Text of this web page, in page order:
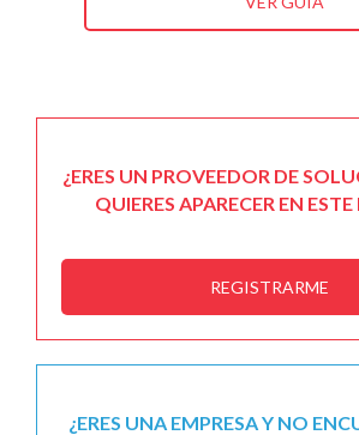
¿ERES UN PROVEEDOR DE
QUIERES APARECER EN
REGISTRARME
¿ERES UNA EMPRESA Y NO